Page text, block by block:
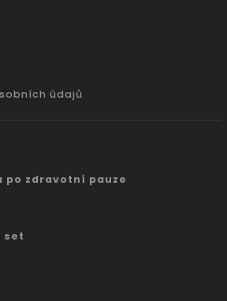
údajů
po zdravotní pauze
set